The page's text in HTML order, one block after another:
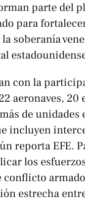
parte del
para
soberanía
con la
aeronaves, 20
de
incluyen
reporta EFE.
los
conflicto
estrecha